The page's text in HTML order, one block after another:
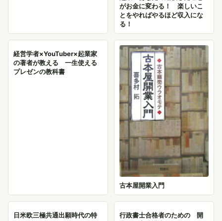
がお金に変わる！ 楽しいこ
とをやればやるほど収入にな
る！
経営学者×YouTuber×起業家
の著者が教える 一生使える
プレゼンの教科書
古本屋開業入門
日米欧三極共通出願時代の特
行政書士合格者のための 開